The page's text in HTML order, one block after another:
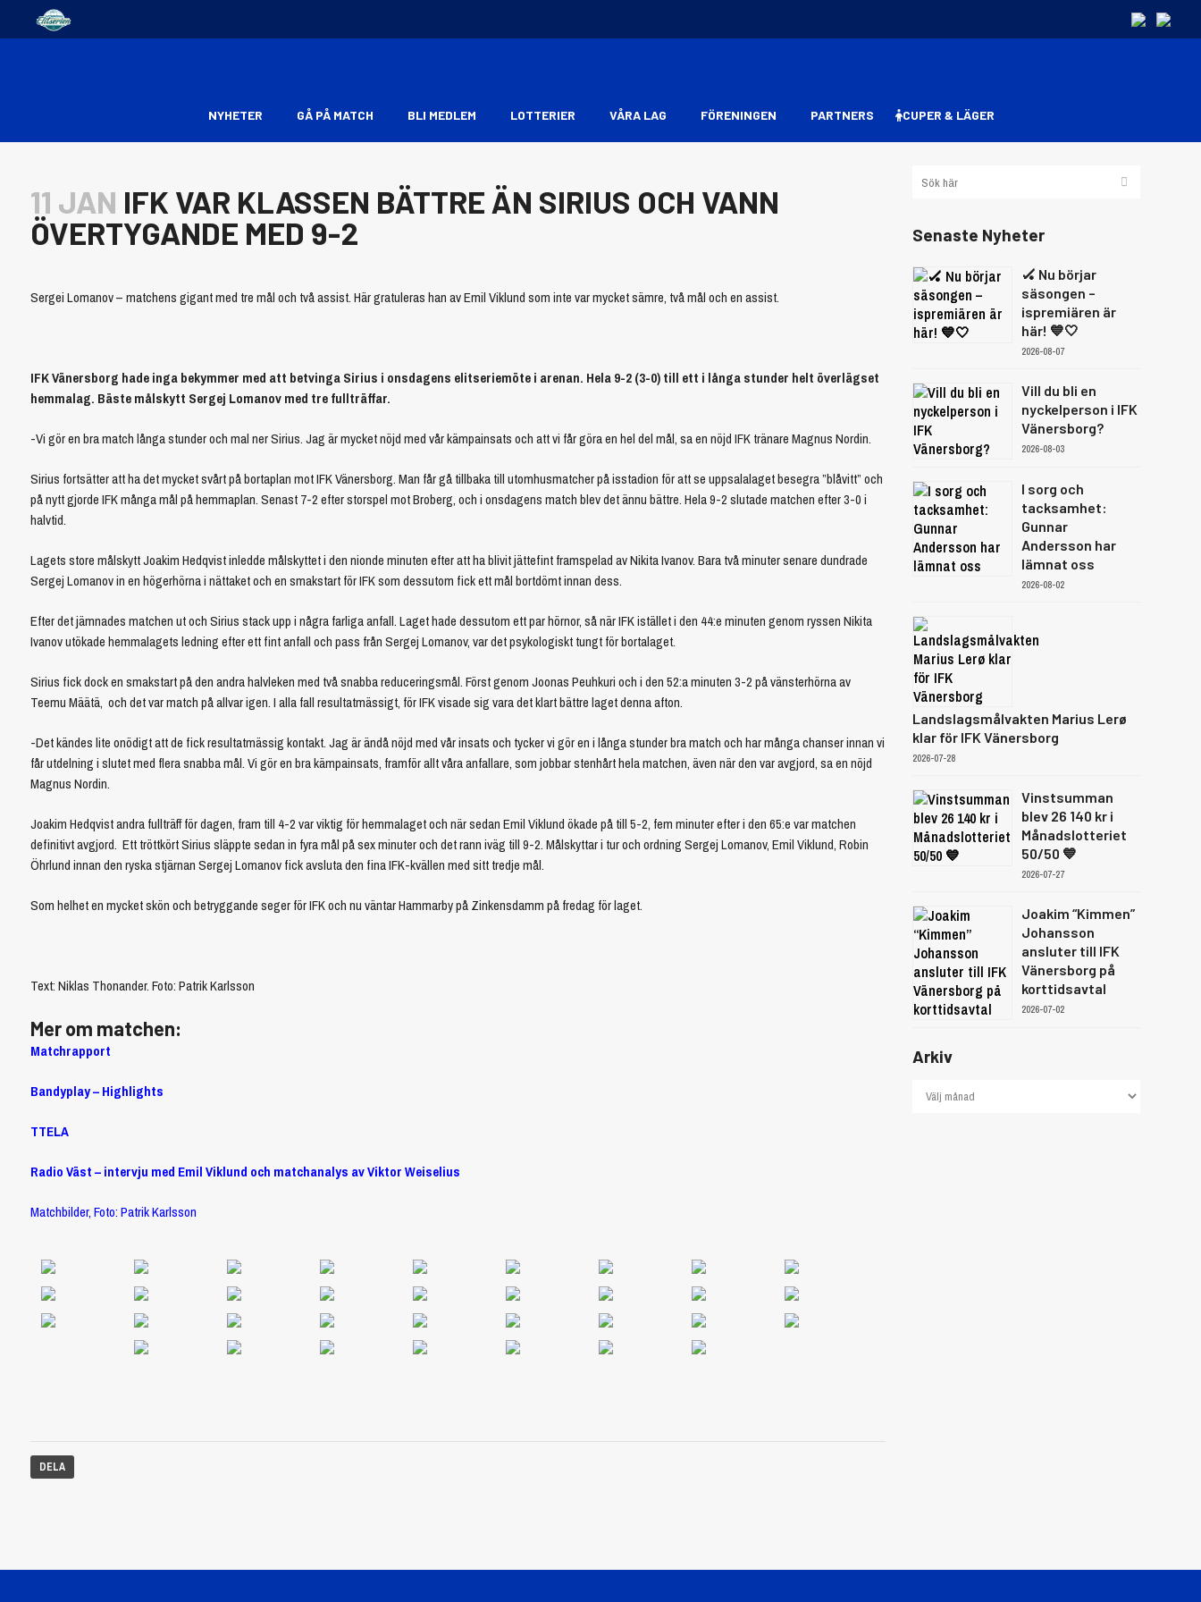
NYHETER GÅ PÅ MATCH BLI MEDLEM LOTTERIER VÅRA LAG FÖRENINGEN PARTNERS CUPER & LÄGER
11 JAN IFK VAR KLASSEN BÄTTRE ÄN SIRIUS OCH VANN
ÖVERTYGANDE MED 9-2
Sergei Lomanov – matchens gigant med tre mål och två assist. Här gratuleras han av Emil Viklund som inte var mycket sämre, två mål och en assist.
IFK Vänersborg hade inga bekymmer med att betvinga Sirius i onsdagens elitseriemöte i arenan. Hela 9-2 (3-0) till ett i långa stunder helt överlägset
hemmalag. Bäste målskytt Sergej Lomanov med tre fullträffar.
-Vi gör en bra match långa stunder och mal ner Sirius. Jag är mycket nöjd med vår kämpainsats och att vi får göra en hel del mål, sa en nöjd IFK tränare Magnus Nordin.
Sirius fortsätter att ha det mycket svårt på bortaplan mot IFK Vänersborg. Man får gå tillbaka till utomhusmatcher på isstadion för att se uppsalalaget besegra ”blåvitt” och
på nytt gjorde IFK många mål på hemmaplan. Senast 7-2 efter storspel mot Broberg, och i onsdagens match blev det ännu bättre. Hela 9-2 slutade matchen efter 3-0 i
halvtid.
Lagets store målskytt Joakim Hedqvist inledde målskyttet i den nionde minuten efter att ha blivit jättefint framspelad av Nikita Ivanov. Bara två minuter senare dundrade
Sergej Lomanov in en högerhörna i nättaket och en smakstart för IFK som dessutom fick ett mål bortdömt innan dess.
Efter det jämnades matchen ut och Sirius stack upp i några farliga anfall. Laget hade dessutom ett par hörnor, så när IFK istället i den 44:e minuten genom ryssen Nikita
Ivanov utökade hemmalagets ledning efter ett fint anfall och pass från Sergej Lomanov, var det psykologiskt tungt för bortalaget.
Sirius fick dock en smakstart på den andra halvleken med två snabba reduceringsmål. Först genom Joonas Peuhkuri och i den 52:a minuten 3-2 på vänsterhörna av
Teemu Määtä, och det var match på allvar igen. I alla fall resultatmässigt, för IFK visade sig vara det klart bättre laget denna afton.
-Det kändes lite onödigt att de fick resultatmässig kontakt. Jag är ändå nöjd med vår insats och tycker vi gör en i långa stunder bra match och har många chanser innan vi
får utdelning i slutet med flera snabba mål. Vi gör en bra kämpainsats, framför allt våra anfallare, som jobbar stenhårt hela matchen, även när den var avgjord, sa en nöjd
Magnus Nordin.
Joakim Hedqvist andra fullträff för dagen, fram till 4-2 var viktig för hemmalaget och när sedan Emil Viklund ökade på till 5-2, fem minuter efter i den 65:e var matchen
definitivt avgjord. Ett tröttkört Sirius släppte sedan in fyra mål på sex minuter och det rann iväg till 9-2. Målskyttar i tur och ordning Sergej Lomanov, Emil Viklund, Robin
Öhrlund innan den ryska stjärnan Sergej Lomanov fick avsluta den fina IFK-kvällen med sitt tredje mål.
Som helhet en mycket skön och betryggande seger för IFK och nu väntar Hammarby på Zinkensdamm på fredag för laget.
Text: Niklas Thonander. Foto: Patrik Karlsson
Mer om matchen:
Matchrapport
Bandyplay – Highlights
TTELA
Radio Väst – intervju med Emil Viklund och matchanalys av Viktor Weiselius
Matchbilder, Foto: Patrik Karlsson
DELA
Senaste Nyheter
🏑 Nu börjar
säsongen –
ispremiären är
här! 💙🤍
2026-08-07
Vill du bli en
nyckelperson i IFK
Vänersborg?
2026-08-03
I sorg och
tacksamhet:
Gunnar
Andersson har
lämnat oss
2026-08-02
Landslagsmålvakten Marius Lerø
klar för IFK Vänersborg
2026-07-28
Vinstsumman
blev 26 140 kr i
Månadslotteriet
50/50 💙
2026-07-27
Joakim “Kimmen”
Johansson
ansluter till IFK
Vänersborg på
korttidsavtal
2026-07-02
Arkiv